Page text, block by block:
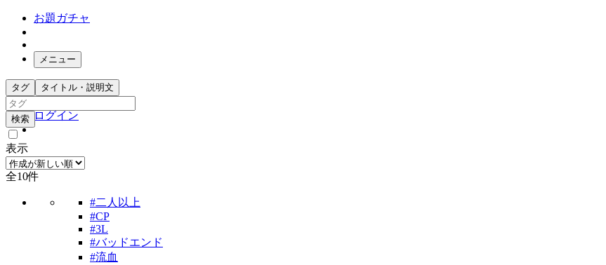
お題ガチャ
メニュー
お題箱
ガチャ検索
ログイン
タグ タイトル・説明文
検索
表示
全10件
#二人以上
#CP
#3L
#バッドエンド
#流血